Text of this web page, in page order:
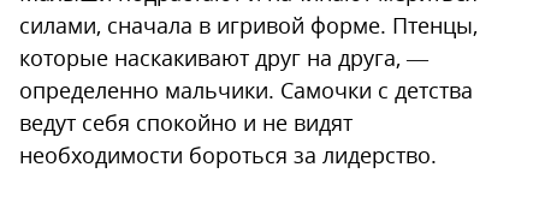
силами, сначала в игривой форме. Птенцы,
которые наскакивают друг на друга, —
определенно мальчики. Самочки с детства
ведут себя спокойно и не видят
необходимости бороться за лидерство.